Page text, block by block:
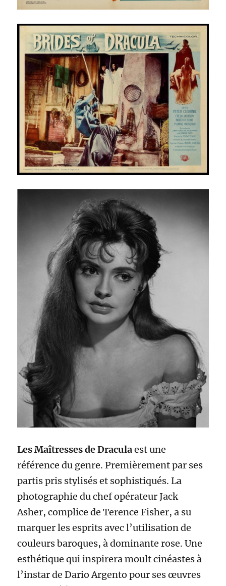
Les Maîtresses de Draculaest une
référence du genre. Premièrement par ses
partis pris stylisés et sophistiqués. La
photographie du chef opérateur Jack
Asher, complice de Terence Fisher, a su
marquer les esprits avec l’utilisation de
couleurs baroques, à dominante rose. Une
esthétique qui inspirera moult cinéastes à
l’instar de Dario Argento pour ses œuvres